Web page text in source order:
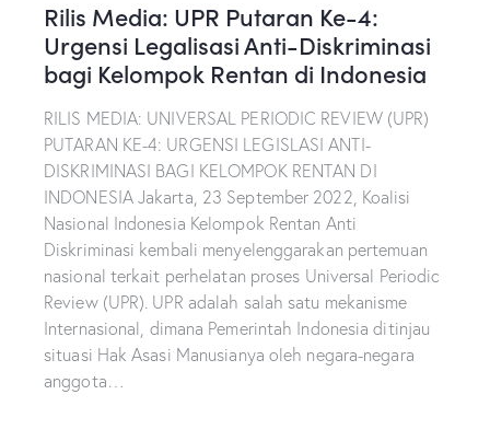
Rilis Media: UPR Putaran Ke-4:
Urgensi Legalisasi Anti-Diskriminasi
bagi Kelompok Rentan di Indonesia
RILIS MEDIA: UNIVERSAL PERIODIC REVIEW (UPR)
PUTARAN KE-4: URGENSI LEGISLASI ANTI-
DISKRIMINASI BAGI KELOMPOK RENTAN DI
INDONESIA Jakarta, 23 September 2022, Koalisi
Nasional Indonesia Kelompok Rentan Anti
Diskriminasi kembali menyelenggarakan pertemuan
nasional terkait perhelatan proses Universal Periodic
Review (UPR). UPR adalah salah satu mekanisme
Internasional, dimana Pemerintah Indonesia ditinjau
situasi Hak Asasi Manusianya oleh negara-negara
anggota…